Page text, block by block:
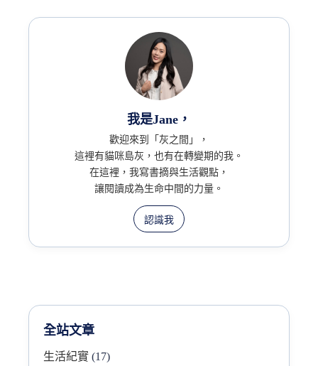
我是Jane，
歡迎來到「灰之間」，
這裡有貓咪島灰，也有在轉變期的我。
在這裡，我寫書摘與生活觀點，
讓閱讀成為生命中間的力量。
認識我
全站文章
生活紀實 (17)